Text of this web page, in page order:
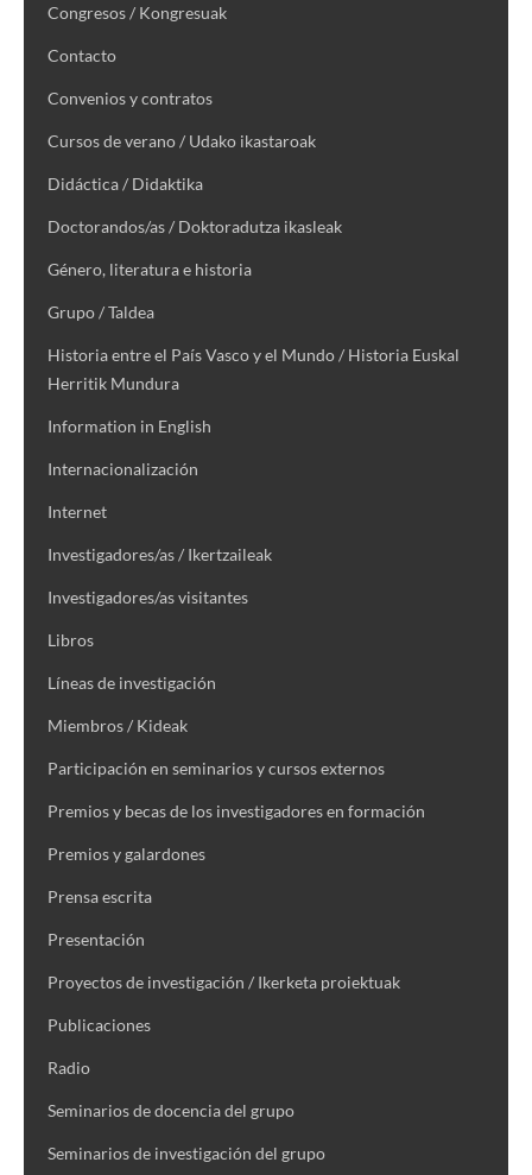
Congresos / Kongresuak
Contacto
Convenios y contratos
Cursos de verano / Udako ikastaroak
Didáctica / Didaktika
Doctorandos/as / Doktoradutza ikasleak
Género, literatura e historia
Grupo / Taldea
Historia entre el País Vasco y el Mundo / Historia Euskal
Herritik Mundura
Information in English
Internacionalización
Internet
Investigadores/as / Ikertzaileak
Investigadores/as visitantes
Libros
Líneas de investigación
Miembros / Kideak
Participación en seminarios y cursos externos
Premios y becas de los investigadores en formación
Premios y galardones
Prensa escrita
Presentación
Proyectos de investigación / Ikerketa proiektuak
Publicaciones
Radio
Seminarios de docencia del grupo
Seminarios de investigación del grupo